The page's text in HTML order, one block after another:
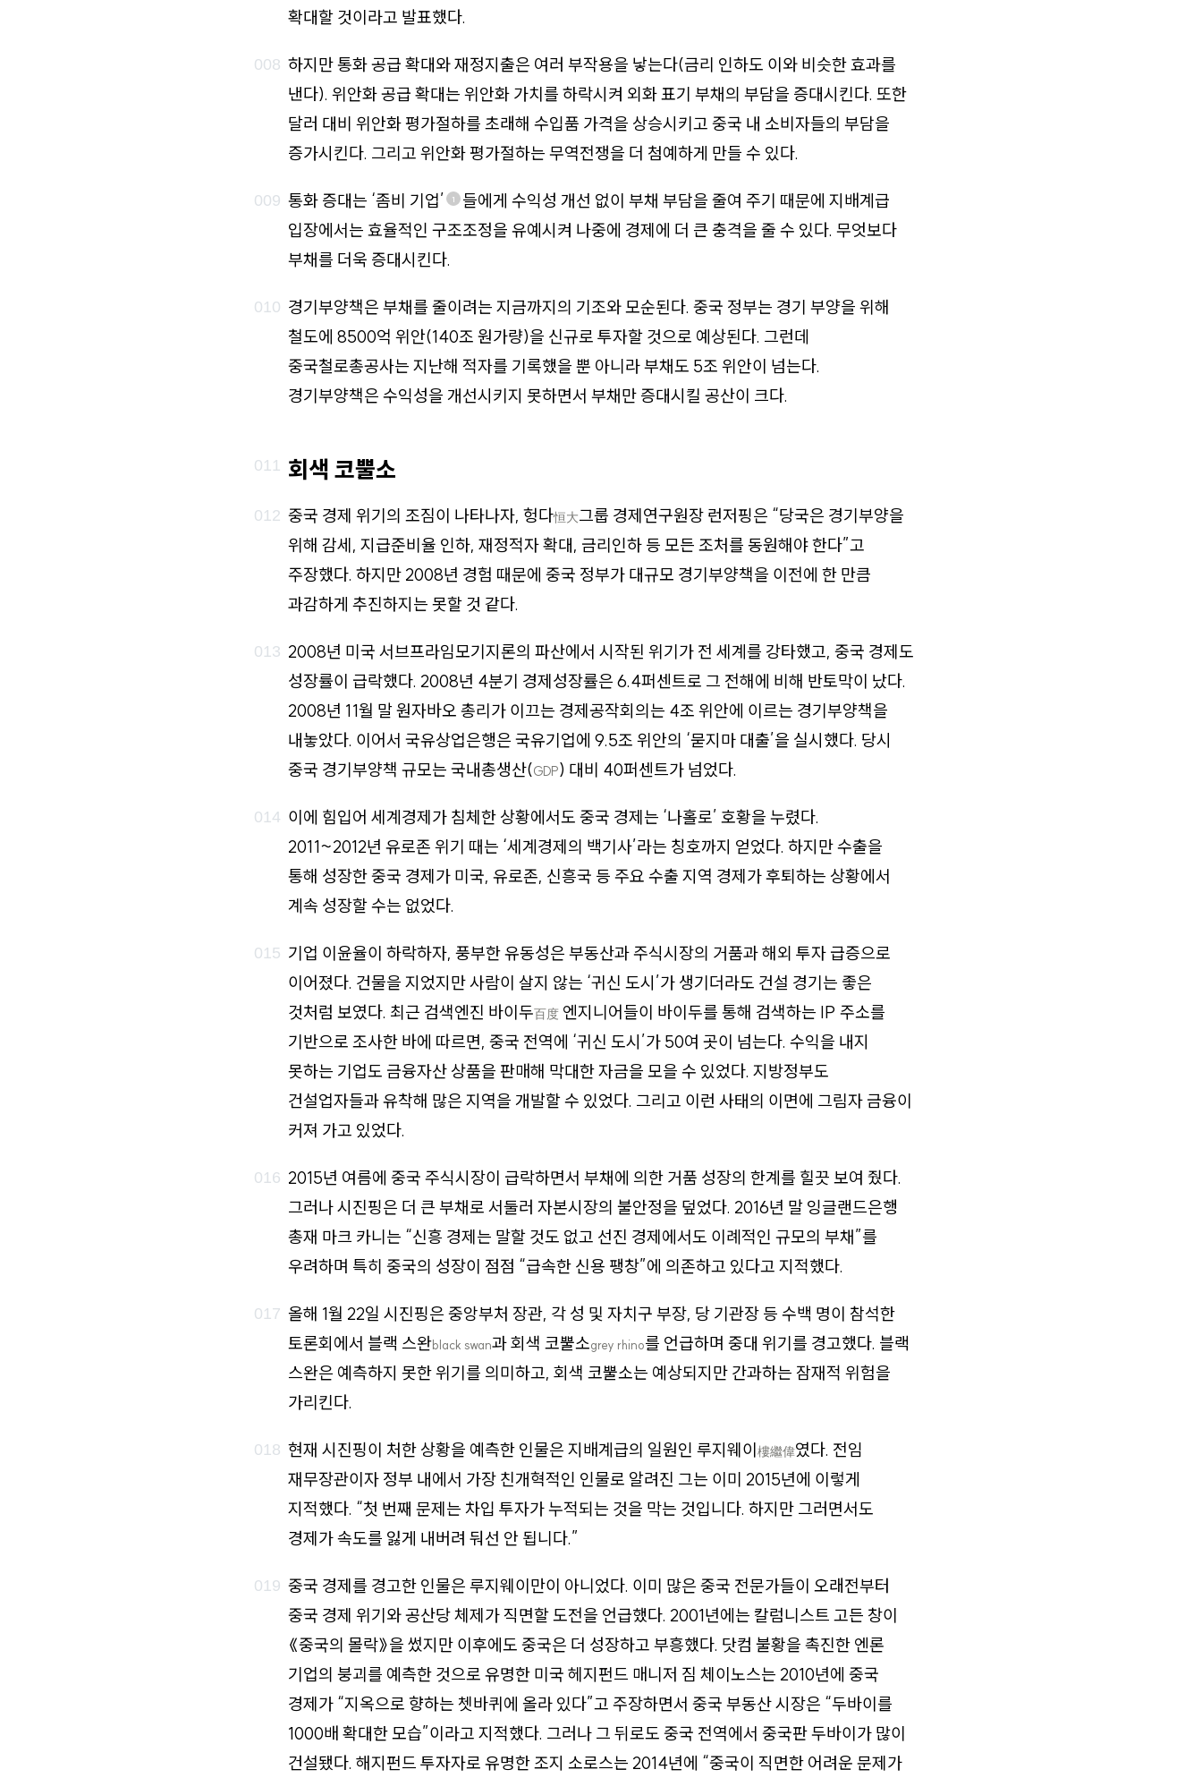
확대할 것이라고 발표했다.
하지만 통화 공급 확대와 재정지출은 여러 부작용을 낳는다(금리 인하도 이와 비슷한 효과를
낸다). 위안화 공급 확대는 위안화 가치를 하락시켜 외화 표기 부채의 부담을 증대시킨다. 또한
달러 대비 위안화 평가절하를 초래해 수입품 가격을 상승시키고 중국 내 소비자들의 부담을
증가시킨다. 그리고 위안화 평가절하는 무역전쟁을 더 첨예하게 만들 수 있다.
통화 증대는 ‘좀비 기업’ 1
들에게 수익성 개선 없이 부채 부담을 줄여 주기 때문에 지배계급
입장에서는 효율적인 구조조정을 유예시켜 나중에 경제에 더 큰 충격을 줄 수 있다. 무엇보다
부채를 더욱 증대시킨다.
경기부양책은 부채를 줄이려는 지금까지의 기조와 모순된다. 중국 정부는 경기 부양을 위해
철도에 8500억 위안(140조 원가량)을 신규로 투자할 것으로 예상된다. 그런데
중국철로총공사는 지난해 적자를 기록했을 뿐 아니라 부채도 5조 위안이 넘는다.
경기부양책은 수익성을 개선시키지 못하면서 부채만 증대시킬 공산이 크다.
회색 코뿔소
중국 경제 위기의 조짐이 나타나자, 헝다恒大그룹 경제연구원장 런저핑은 “당국은 경기부양을
위해 감세, 지급준비율 인하, 재정적자 확대, 금리인하 등 모든 조처를 동원해야 한다”고
주장했다. 하지만 2008년 경험 때문에 중국 정부가 대규모 경기부양책을 이전에 한 만큼
과감하게 추진하지는 못할 것 같다.
2008년 미국 서브프라임모기지론의 파산에서 시작된 위기가 전 세계를 강타했고, 중국 경제도
성장률이 급락했다. 2008년 4분기 경제성장률은 6.4퍼센트로 그 전해에 비해 반토막이 났다.
2008년 11월 말 원자바오 총리가 이끄는 경제공작회의는 4조 위안에 이르는 경기부양책을
내놓았다. 이어서 국유상업은행은 국유기업에 9.5조 위안의 ‘묻지마 대출’을 실시했다. 당시
중국 경기부양책 규모는 국내총생산(GDP) 대비 40퍼센트가 넘었다.
이에 힘입어 세계경제가 침체한 상황에서도 중국 경제는 ‘나홀로’ 호황을 누렸다.
2011~2012년 유로존 위기 때는 ‘세계경제의 백기사’라는 칭호까지 얻었다. 하지만 수출을
통해 성장한 중국 경제가 미국, 유로존, 신흥국 등 주요 수출 지역 경제가 후퇴하는 상황에서
계속 성장할 수는 없었다.
기업 이윤율이 하락하자, 풍부한 유동성은 부동산과 주식시장의 거품과 해외 투자 급증으로
이어졌다. 건물을 지었지만 사람이 살지 않는 ‘귀신 도시’가 생기더라도 건설 경기는 좋은
것처럼 보였다. 최근 검색엔진 바이두百度 엔지니어들이 바이두를 통해 검색하는 IP 주소를
기반으로 조사한 바에 따르면, 중국 전역에 ‘귀신 도시’가 50여 곳이 넘는다. 수익을 내지
못하는 기업도 금융자산 상품을 판매해 막대한 자금을 모을 수 있었다. 지방정부도
건설업자들과 유착해 많은 지역을 개발할 수 있었다. 그리고 이런 사태의 이면에 그림자 금융이
커져 가고 있었다.
2015년 여름에 중국 주식시장이 급락하면서 부채에 의한 거품 성장의 한계를 힐끗 보여 줬다.
그러나 시진핑은 더 큰 부채로 서둘러 자본시장의 불안정을 덮었다. 2016년 말 잉글랜드은행
총재 마크 카니는 “신흥 경제는 말할 것도 없고 선진 경제에서도 이례적인 규모의 부채”를
우려하며 특히 중국의 성장이 점점 “급속한 신용 팽창”에 의존하고 있다고 지적했다.
올해 1월 22일 시진핑은 중앙부처 장관, 각 성 및 자치구 부장, 당 기관장 등 수백 명이 참석한
토론회에서 블랙 스완black swan과 회색 코뿔소grey rhino를 언급하며 중대 위기를 경고했다. 블랙
스완은 예측하지 못한 위기를 의미하고, 회색 코뿔소는 예상되지만 간과하는 잠재적 위험을
가리킨다.
현재 시진핑이 처한 상황을 예측한 인물은 지배계급의 일원인 루지웨이樓繼偉였다. 전임
재무장관이자 정부 내에서 가장 친개혁적인 인물로 알려진 그는 이미 2015년에 이렇게
지적했다. “첫 번째 문제는 차입 투자가 누적되는 것을 막는 것입니다. 하지만 그러면서도
경제가 속도를 잃게 내버려 둬선 안 됩니다.”
중국 경제를 경고한 인물은 루지웨이만이 아니었다. 이미 많은 중국 전문가들이 오래전부터
중국 경제 위기와 공산당 체제가 직면할 도전을 언급했다. 2001년에는 칼럼니스트 고든 창이
《중국의 몰락》을 썼지만 이후에도 중국은 더 성장하고 부흥했다. 닷컴 불황을 촉진한 엔론
기업의 붕괴를 예측한 것으로 유명한 미국 헤지펀드 매니저 짐 체이노스는 2010년에 중국
경제가 “지옥으로 향하는 쳇바퀴에 올라 있다”고 주장하면서 중국 부동산 시장은 “두바이를
1000배 확대한 모습”이라고 지적했다. 그러나 그 뒤로도 중국 전역에서 중국판 두바이가 많이
건설됐다. 해지펀드 투자자로 유명한 조지 소로스는 2014년에 “중국이 직면한 어려운 문제가